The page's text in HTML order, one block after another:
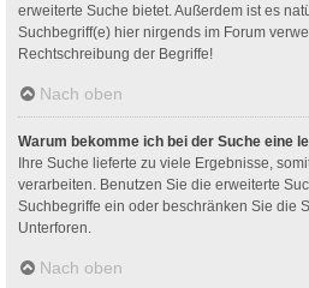
erweiterte Suche bietet. Außerdem ist es
Suchbegriff(e) hier nirgends im Forum
Rechtschreibung der Begriffe!
Nach oben
Warum bekomme ich bei der Suche eine
Ihre Suche lieferte zu viele Ergebnisse,
verarbeiten. Benutzen Sie die erweiterte
Suchbegriffe ein oder beschränken Sie die
Unterforen.
Nach oben